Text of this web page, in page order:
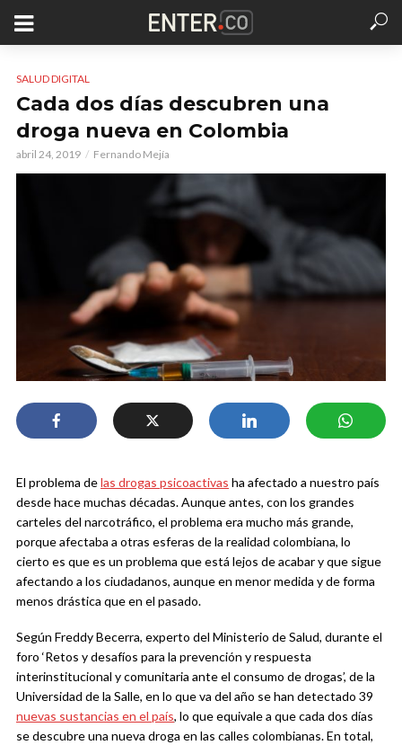
SALUD DIGITAL
Cada dos días descubren una
droga nueva en Colombia
abril 24, 2019 Fernando Mejía
El problema delas drogas psicoactivas ha afectado a nuestro país
desde hace muchas décadas. Aunque antes, con los grandes
carteles del narcotráfico, el problema era mucho más grande,
porque afectaba a otras esferas de la realidad colombiana, lo
cierto es que es un problema que está lejos de acabar y que sigue
afectando a los ciudadanos, aunque en menor medida y de forma
menos drástica que en el pasado.
Según Freddy Becerra, experto del Ministerio de Salud, durante el
foro ‘Retos y desafíos para la prevención y respuesta
interinstitucional y comunitaria ante el consumo de drogas’, de la
Universidad de la Salle, en lo que va del año se han detectado 39
nuevas sustancias en el país, lo que equivale a que cada dos días
se descubre una nueva droga en las calles colombianas. En total,